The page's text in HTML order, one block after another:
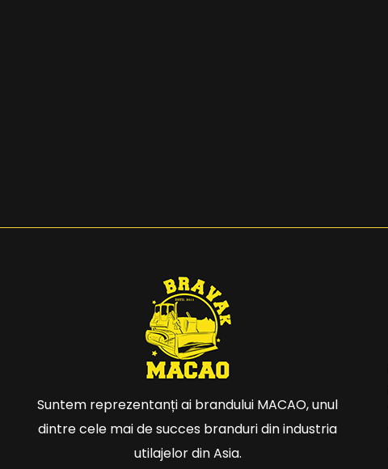
Suntem reprezentanți ai brandului MACAO, unul
dintre cele mai de succes branduri din industria
utilajelor din Asia.